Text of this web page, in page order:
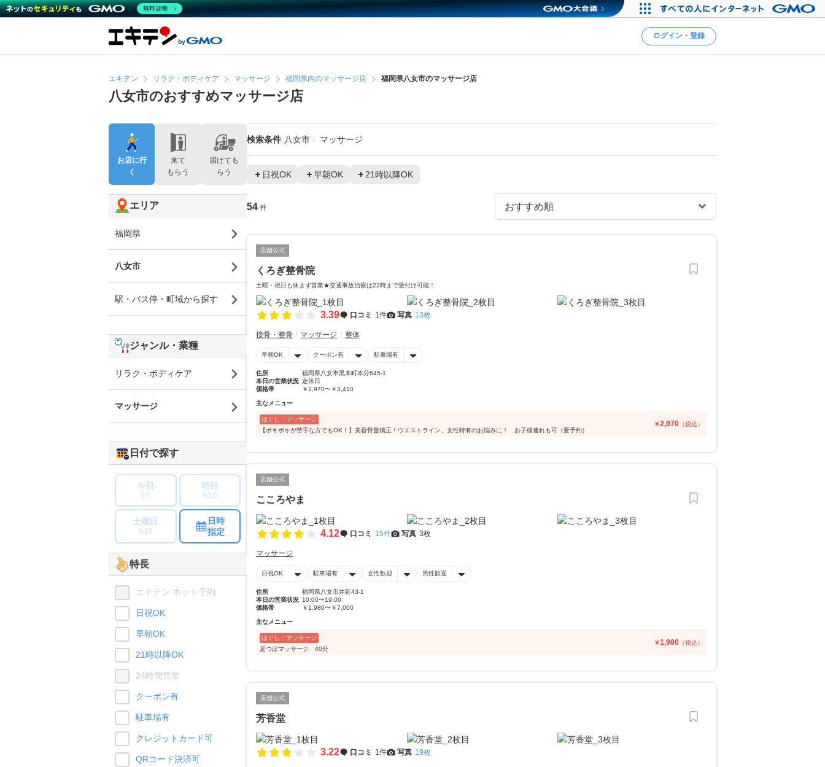
ログイン・登録
エキテン リラク・ボディケア マッサージ 福岡県内のマッサージ店 福岡県八女市のマッサージ店
八女市のおすすめマッサージ店
検索条件 八女市 マッサージ
日祝OK 早朝OK 21時以降OK
54 件
店舗公式
くろぎ整骨院
土曜・祝日も休まず営業★交通事故治療は22時まで受付け可能！
3.39 口コミ 1件 写真 13枚
接骨・整骨 マッサージ 整体
早朝OK クーポン有 駐車場有
住所
福岡県八女市黒木町本分645-1
本日の営業状況 定休日
価格帯
￥2,970〜￥3,410
主なメニュー
ほぐし・マッサージ
【ボキボキが苦手な方でもOK！】美容骨盤矯正！ウエストライン、女性特有のお悩みに！ お子様連れも可（要予約）
￥2,970 （税込）
店舗公式
こころやま
4.12 口コミ 15件 写真 3枚
マッサージ
日祝OK 駐車場有 女性歓迎 男性歓迎
住所
福岡県八女市井延43-1
本日の営業状況 10:00〜19:00
価格帯
￥1,980〜￥7,000
主なメニュー
ほぐし・マッサージ
足つぼマッサージ 40分
￥1,980 （税込）
店舗公式
芳香堂
3.22 口コミ 1件 写真 19枚
お店に行
く
来て
もらう
届けても
らう
エリア
福岡県
八女市
駅・バス停・町域から探す
ジャンル・業種
リラク・ボディケア
マッサージ
日付で探す
今日
8/9
明日
8/10
土曜日
8/15
日時
指定
特長
エキテン ネット予約
日祝OK
早朝OK
21時以降OK
24時間営業
クーポン有
駐車場有
クレジットカード可
QRコード決済可
無料診断